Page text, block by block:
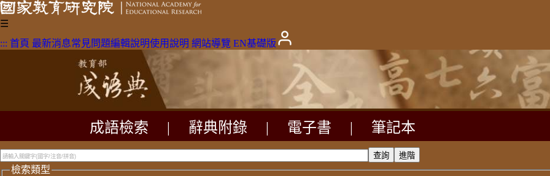
☰
::: 首頁 最新消息常見問題編輯說明使用說明 網站導覽 EN基礎版
成語檢索 辭典附錄 電子書 筆記本
檢索類型